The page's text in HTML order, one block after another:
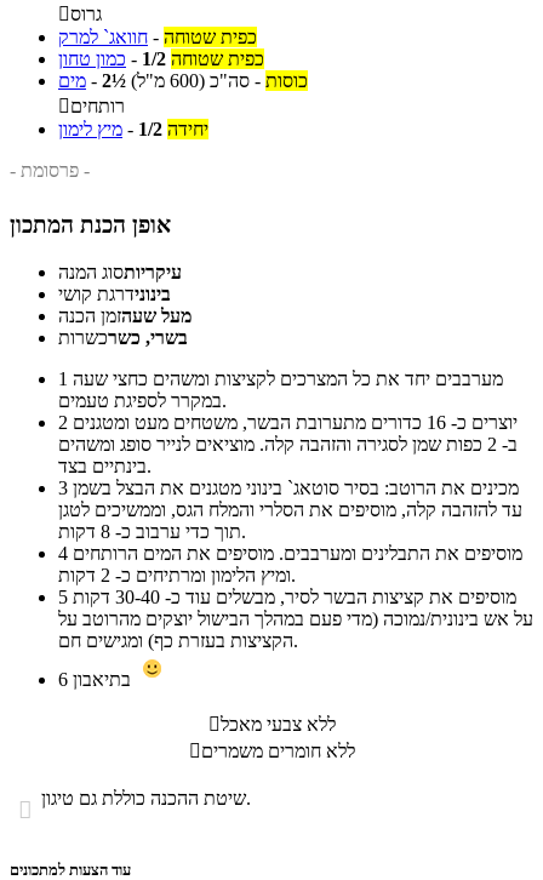
גרוס
חוואג` למרק - כפית שטוחה
כמון טחון - 1/2 כפית שטוחה
מים - 2½ כוסות - סה"כ (600 מ"ל)
רותחים
מיץ לימון - 1/2 יחידה
- פרסומת -
אופן הכנת המתכון
עיקריותסוג המנה
בינונידרגת קושי
מעל שעהזמן הכנה
בשרי, כשרכשרות
1
במקרר לספיגת טעמים.
2
ב- 2 כפות שמן לסגירה והזהבה קלה. מוציאים לנייר סופג ומשהים
בינתיים בצד.
3
עד להזהבה קלה, מוסיפים את הסלרי והמלח הגס, וממשיכים לטגן
תוך כדי ערבוב כ- 8 דקות.
4
ומיץ הלימון ומרתיחים כ- 2 דקות.
5
על אש בינונית/נמוכה (מדי פעם במהלך הבישול יוצקים מהרוטב על
הקציצות בעזרת כף) ומגישים חם.
6
ללא צבעי מאכל
ללא חומרים משמרים
 שיטת ההכנה כוללת גם טיגון.
עוד הצעות למתכונים